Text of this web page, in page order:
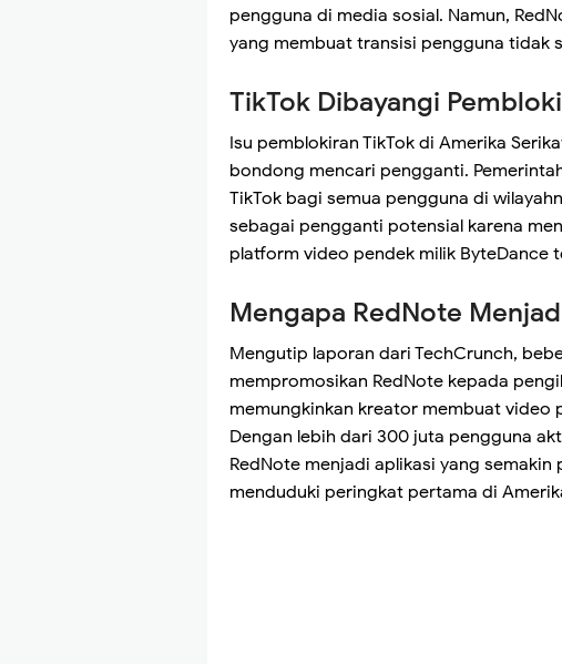
pengguna di media sosial. Namun,
yang membuat transisi pengguna tidak
TikTok Dibayangi
Isu pemblokiran TikTok di Amerika
bondong mencari pengganti.
TikTok bagi semua pengguna di
sebagai pengganti potensial karena
platform video pendek milik ByteDance
Mengapa RedNote
Mengutip laporan dari TechCrunch,
mempromosikan RedNote kepada
memungkinkan kreator membuat video
Dengan lebih dari 300 juta pengguna
RedNote menjadi aplikasi yang
menduduki peringkat pertama di